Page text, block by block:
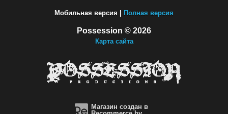
Мобильная версия | Полная версия
Possession © 2026
Карта сайта
Магазин создан в